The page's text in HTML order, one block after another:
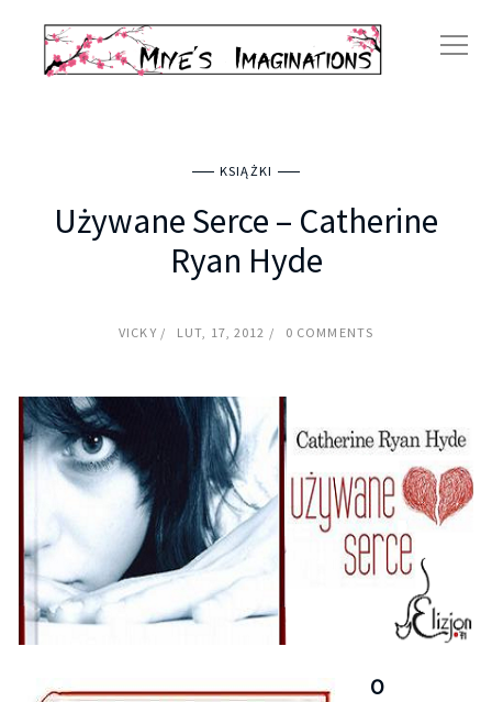
KSIĄŻKI
Używane Serce – Catherine
Ryan Hyde
VICKY LUT, 17, 2012 0 COMMENTS
O